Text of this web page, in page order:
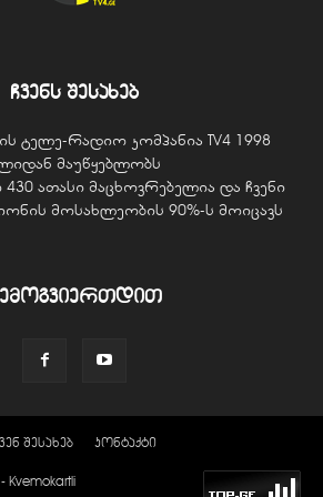
ჩვენს შესახებ
ტელე-რადიო კომპანია TV4 1998
მაუწყებლობს
ათასი მაცხოვრებელია და ჩვენი
მოსახლეობის 90%-ს მოიცავს
შესახებ კონტაქტი
Kvemokartli